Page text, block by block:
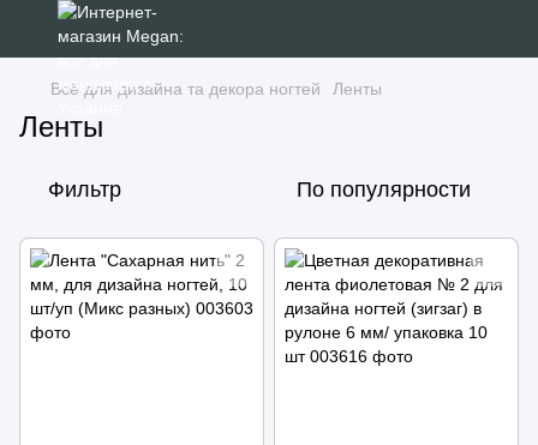
Всё для дизайна та декора ногтей Ленты
Ленты
Фильтр По популярности